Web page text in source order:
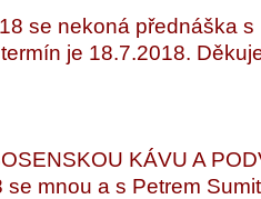
se nekoná přednáška
je 18.7.2018.
KÁVU A
se mnou a s Petrem